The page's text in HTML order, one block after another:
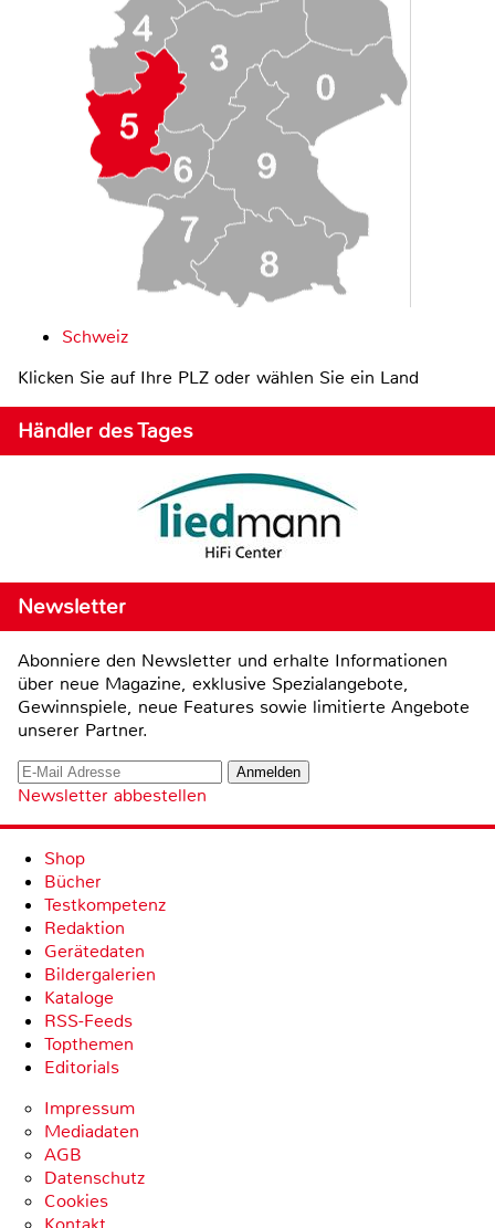
Schweiz
Klicken Sie auf Ihre PLZ oder wählen Sie ein Land
Händler des Tages
Newsletter
Abonniere den Newsletter und erhalte Informationen
über neue Magazine, exklusive Spezialangebote,
Gewinnspiele, neue Features sowie limitierte Angebote
unserer Partner.
Newsletter abbestellen
Shop
Bücher
Testkompetenz
Redaktion
Gerätedaten
Bildergalerien
Kataloge
RSS-Feeds
Topthemen
Editorials
Impressum
Mediadaten
AGB
Datenschutz
Cookies